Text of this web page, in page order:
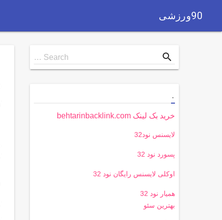
90ورزشی
Search
for
Search … search
.
خرید بک لینک behtarinbacklink.com
لایسنس نود32
پسورد نود 32
اوکلی لایسنس رایگان نود 32
همیار نود 32
بهترین سئو